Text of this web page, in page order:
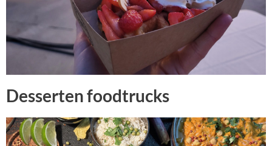
Desserten foodtrucks